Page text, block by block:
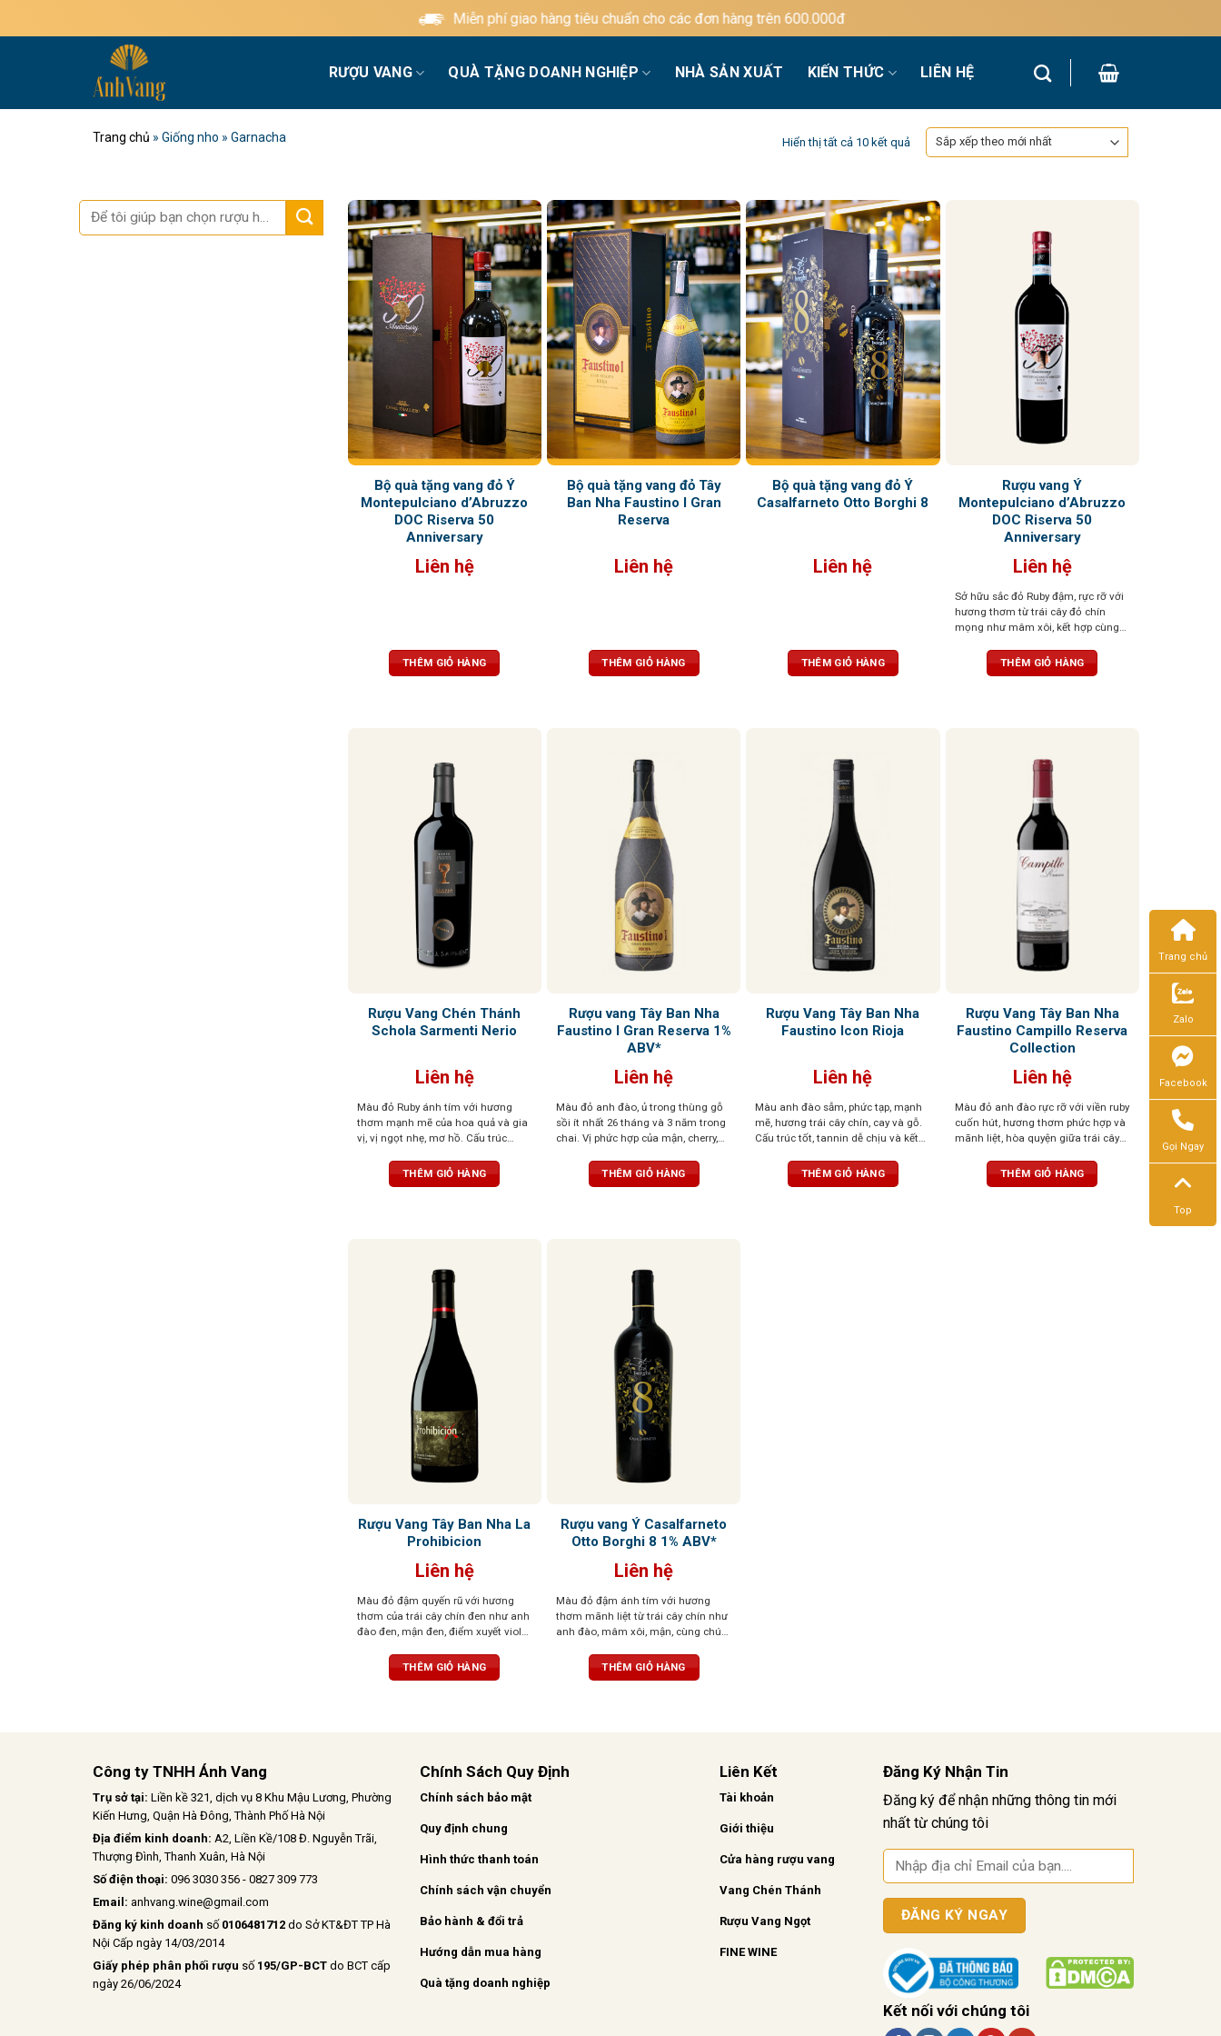
qua
Miễn phí giao hàng tiêu chuẩn cho các đơn hàng trên 600.000đ
RƯỢU VANG QUÀ TẶNG DOANH NGHIỆP NHÀ SẢN XUẤT KIẾN THỨC LIÊN HỆ
Trang chủ » Giống nho » Garnacha Hiển thị tất cả 10 kết quảĐã
sắp
mới
nhất
Tìm
kiếm:
Bộ quà tặng vang đỏ Ý
Montepulciano d’Abruzzo
DOC Riserva 50
Anniversary
Liên hệ
THÊM GIỎ HÀNG
Bộ quà tặng vang đỏ Tây
Ban Nha Faustino I Gran
Reserva
Liên hệ
THÊM GIỎ HÀNG
Bộ quà tặng vang đỏ Ý
Casalfarneto Otto Borghi 8
Liên hệ
THÊM GIỎ HÀNG
Rượu vang Ý
Montepulciano d’Abruzzo
DOC Riserva 50
Anniversary
Liên hệ
Sở hữu sắc đỏ Ruby đậm, rực rỡ với
hương thơm từ trái cây đỏ chín
mọng như mâm xôi, kết hợp cùng
đầy quyến rũ. Vị rượu tròn trịa, cân
bằng với cấu trúc tanin mềm mại,
THÊM GIỎ HÀNG
Rượu Vang Chén Thánh
Schola Sarmenti Nerio
Liên hệ
Màu đỏ Ruby ánh tím với hương
thơm mạnh mẽ của hoa quả và gia
vị, vị ngọt nhẹ, mơ hồ. Cấu trúc
THÊM GIỎ HÀNG
Rượu vang Tây Ban Nha
Faustino I Gran Reserva 1%
ABV*
Liên hệ
Màu đỏ anh đào, ủ trong thùng gỗ
sồi ít nhất 26 tháng và 3 năm trong
chai. Vị phức hợp của mận, cherry,
hậu vị sâu lắngTHÊM GIỎ HÀNG
Rượu Vang Tây Ban Nha
Faustino Icon Rioja
Liên hệ
Màu anh đào sẫm, phức tạp, mạnh
mẽ, hương trái cây chín, cay và gỗ.
Cấu trúc tốt, tannin dễ chịu và kết
THÊM GIỎ HÀNG
Rượu Vang Tây Ban Nha
Faustino Campillo Reserva
Collection
Liên hệ
Màu đỏ anh đào rực rỡ với viền ruby
cuốn hút, hương thơm phức hợp và
mãnh liệt, hòa quyện giữa trái cây
nướng tinh tế và một chút cacao. Vị
rượu cân đối, độ axit tươi mới, tinh
THÊM GIỎ HÀNG
Rượu Vang Tây Ban Nha La
Prohibicion
Liên hệ
Màu đỏ đậm quyến rũ với hương
thơm của trái cây chín đen như anh
đào đen, mận đen, điểm xuyết violet,
nhẹ. Vị rượu cân bằng, tươi mới,
sống động, giàu tannin nhưng hài
THÊM GIỎ HÀNG
Rượu vang Ý Casalfarneto
Otto Borghi 8 1% ABV*
Liên hệ
Màu đỏ đậm ánh tím với hương
thơm mãnh liệt từ trái cây chín như
anh đào, mâm xôi, mận, cùng chút
cân bằng, tannin mềm, dư vị dễ chịu
THÊM GIỎ HÀNG
Công ty TNHH Ánh Vang
Trụ sở tại: Liền kề 321, dịch vụ 8 Khu Mậu Lương, Phường
Kiến Hưng, Quận Hà Đông, Thành Phố Hà Nội
Địa điểm kinh doanh: A2, Liền Kề/108 Đ. Nguyễn Trãi,
Thượng Đình, Thanh Xuân, Hà Nội
Số điện thoại: 096 3030 356 - 0827 309 773
Email: anhvang.wine@gmail.com
Đăng ký kinh doanh số 0106481712 do Sở KT&ĐT TP Hà
Nội Cấp ngày 14/03/2014
Giấy phép phân phối rượu số 195/GP-BCT do BCT cấp
ngày 26/06/2024
Chính Sách Quy Định
Chính sách bảo mật
Quy định chung
Hình thức thanh toán
Chính sách vận chuyển
Bảo hành & đổi trả
Hướng dẫn mua hàng
Quà tặng doanh nghiệp
Liên Kết
Tài khoản
Giới thiệu
Cửa hàng rượu vang
Vang Chén Thánh
Rượu Vang Ngọt
FINE WINE
Đăng Ký Nhận Tin
Đăng ký để nhận những thông tin mới
nhất từ chúng tôi
Kết nối với chúng tôi
Trang chủ
Zalo
Facebook
Gọi Ngay
Top